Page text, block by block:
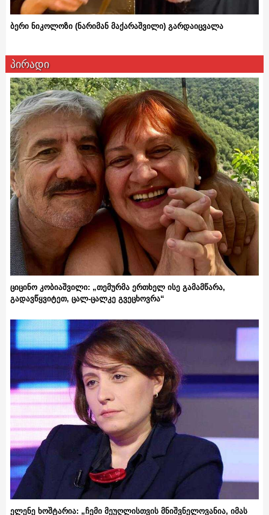
ბერი ნიკოლოზი (ნარიმან მაქარაშვილი) გარდაიცვალა
პირადი
ციცინო კობიაშვილი: „თემურმა ერთხელ ისე გამამწარა,
გადავწყვიტეთ, ცალ-ცალკე გვეცხოვრა“
ელენე ხოშტარია: „ჩემი მეუღლისთვის მნიშვნელოვანია, იმას